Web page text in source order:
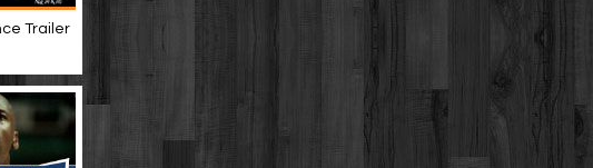
Trailer